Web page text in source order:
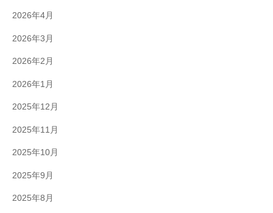
2026年4月
2026年3月
2026年2月
2026年1月
2025年12月
2025年11月
2025年10月
2025年9月
2025年8月